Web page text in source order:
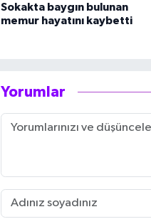
Sokakta baygın bulunan
memur hayatını kaybetti
Yorumlar